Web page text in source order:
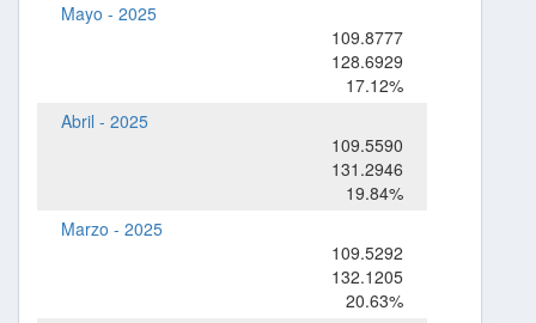
Mayo - 2025
109.8777
128.6929
17.12%
Abril - 2025
109.5590
131.2946
19.84%
Marzo - 2025
109.5292
132.1205
20.63%